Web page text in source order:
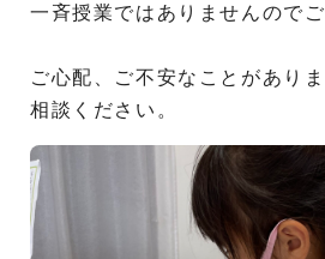
一斉授業ではありませんので
ご心配、ご不安なことがあり
相談ください。